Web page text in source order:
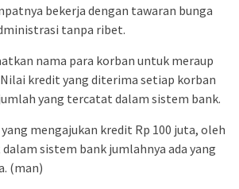
bekerja dengan tawaran bunga
tanpa ribet.
nama para korban untuk meraup
kredit yang diterima setiap korban
yang tercatat dalam sistem bank.
mengajukan kredit Rp 100 juta, oleh
sistem bank jumlahnya ada yang
(man)